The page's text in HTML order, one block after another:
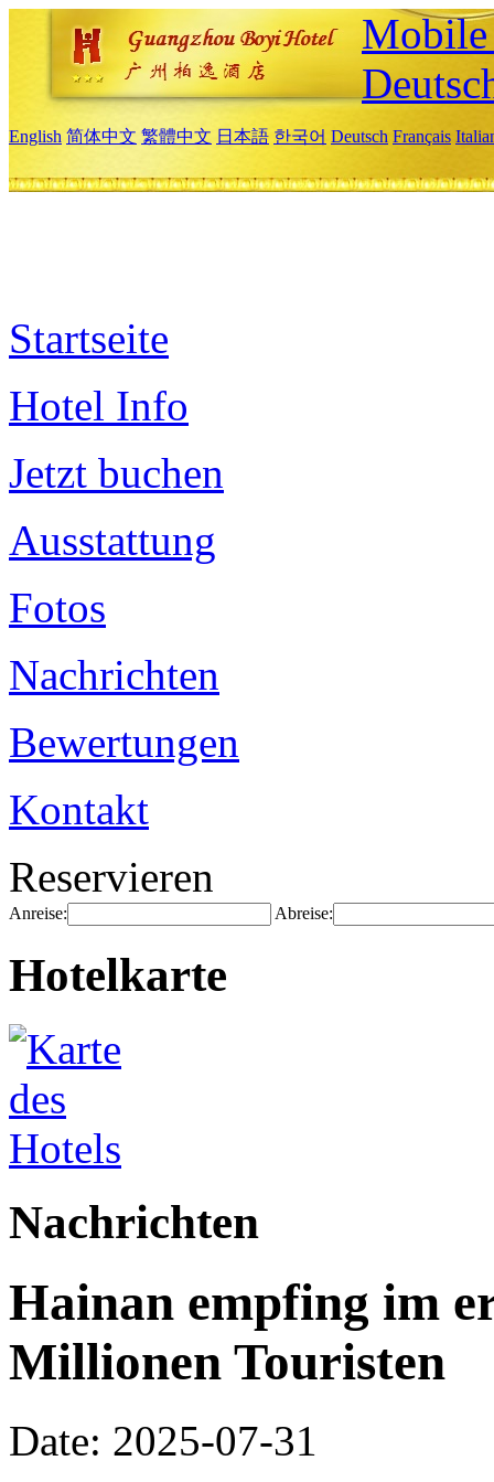
English 简体中文 繁體中文 日本語 한국어 Deutsch Français
Startseite
Hotel Info
Jetzt buchen
Ausstattung
Fotos
Nachrichten
Bewertungen
Kontakt
Reservieren
Anreise: Abreise:
Hotelkarte
Nachrichten
Hainan empfing im
Millionen Touristen
Date: 2025-07-31